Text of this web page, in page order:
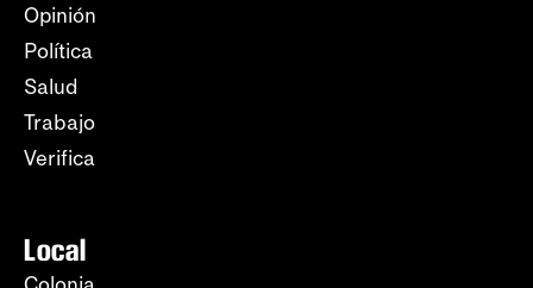
Opinión
Política
Salud
Trabajo
Verifica
Local